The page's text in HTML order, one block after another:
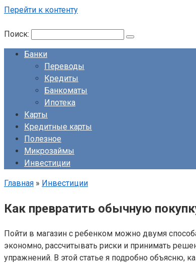
Перейти к контенту
Поиск:
Банки
Переводы
Кредиты
Банкоматы
Ипотека
Карты
Кредитные карты
Полезное
Микрозаймы
Инвестиции
Главная » Инвестиции
Как превратить обычную
Пойти в магазин с ребенком можно двумя
экономно, рассчитывать риски и принимать
упражнений. В этой статье я подробно объясню,